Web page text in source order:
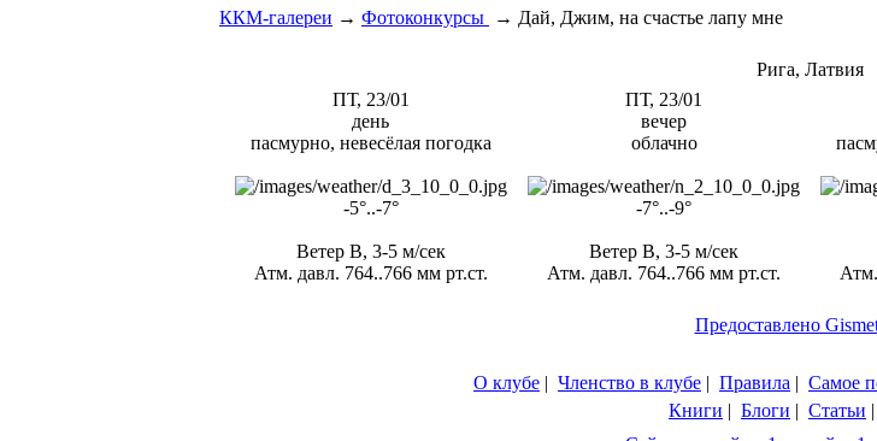
ККМ-галереи → Фотоконкурсы → Дай, Джим, на счастье лапу мне
Рига, Латвия
ПТ, 23/01
день
пасмурно, невесёлая погодка
-5°..-7°
Ветер В, 3-5 м/сек
Атм. давл. 764..766 мм рт.ст.
ПТ, 23/01
вечер
облачно
-7°..-9°
Ветер В, 3-5 м/сек
Атм. давл. 764..766 мм рт.ст.
Предоставлено
О клубе | Членство в клубе | Правила | Самое
Книги | Блоги | Статьи |